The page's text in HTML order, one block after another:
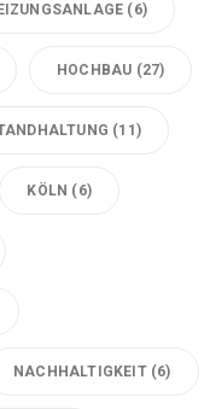
(6)
HOCHBAU (27)
(11)
KÖLN (6)
NACHHALTIGKEIT(6)